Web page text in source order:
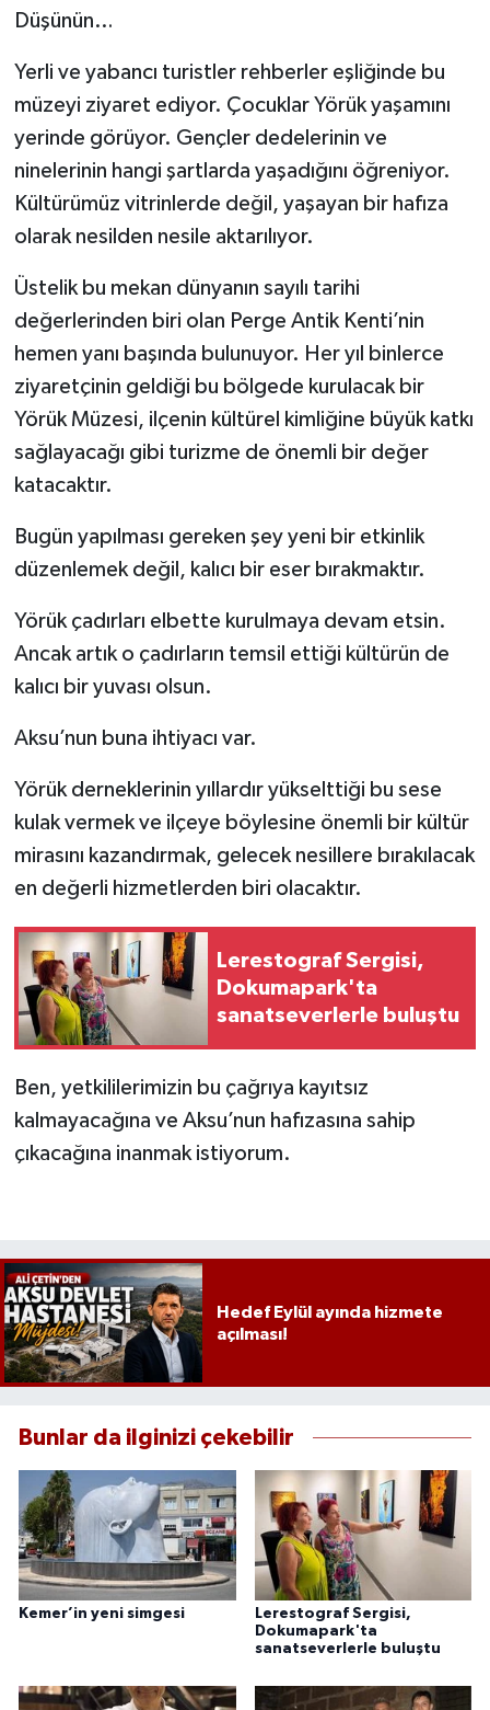
Düşünün…
Yerli ve yabancı turistler rehberler eşliğinde bu
müzeyi ziyaret ediyor. Çocuklar Yörük yaşamını
yerinde görüyor. Gençler dedelerinin ve
ninelerinin hangi şartlarda yaşadığını öğreniyor.
Kültürümüz vitrinlerde değil, yaşayan bir hafıza
olarak nesilden nesile aktarılıyor.
Üstelik bu mekan dünyanın sayılı tarihi
değerlerinden biri olan Perge Antik Kenti’nin
hemen yanı başında bulunuyor. Her yıl binlerce
ziyaretçinin geldiği bu bölgede kurulacak bir
Yörük Müzesi, ilçenin kültürel kimliğine büyük katkı
sağlayacağı gibi turizme de önemli bir değer
katacaktır.
Bugün yapılması gereken şey yeni bir etkinlik
düzenlemek değil, kalıcı bir eser bırakmaktır.
Yörük çadırları elbette kurulmaya devam etsin.
Ancak artık o çadırların temsil ettiği kültürün de
kalıcı bir yuvası olsun.
Aksu’nun buna ihtiyacı var.
Yörük derneklerinin yıllardır yükselttiği bu sese
kulak vermek ve ilçeye böylesine önemli bir kültür
mirasını kazandırmak, gelecek nesillere bırakılacak
en değerli hizmetlerden biri olacaktır.
Lerestograf Sergisi,
Dokumapark'ta
sanatseverlerle buluştu
Ben, yetkililerimizin bu çağrıya kayıtsız
kalmayacağına ve Aksu’nun hafızasına sahip
çıkacağına inanmak istiyorum.
Hedef Eylül ayında hizmete
açılması!
Bunlar da ilginizi çekebilir
Kemer’in yeni simgesi
Lerestograf Sergisi,
Dokumapark'ta
sanatseverlerle buluştu